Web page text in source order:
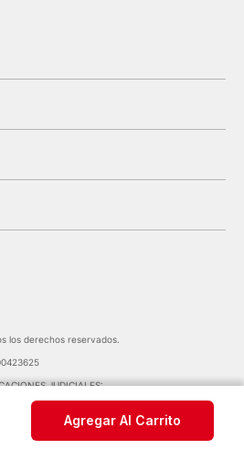
Agregar Al Carrito
los derechos reservados.
JUDICIALES:
| Av. Carrera 45 Nº 108-27 BOGOTÁ COLOMBIA